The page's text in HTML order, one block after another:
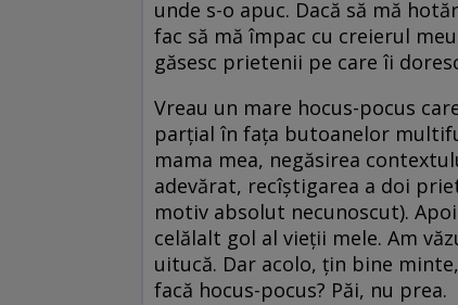
unde s-o apuc. Dacă să mă
fac să mă împac cu creierul
găsesc prietenii pe care îi
Vreau un mare hocus-pocus
parţial în faţa butoanelor
mama mea, negăsirea
adevărat, recîştigarea a doi
motiv absolut necunoscut).
celălalt gol al vieţii mele. Am
uitucă. Dar acolo, ţin bine
facă hocus-pocus? Păi, nu prea.